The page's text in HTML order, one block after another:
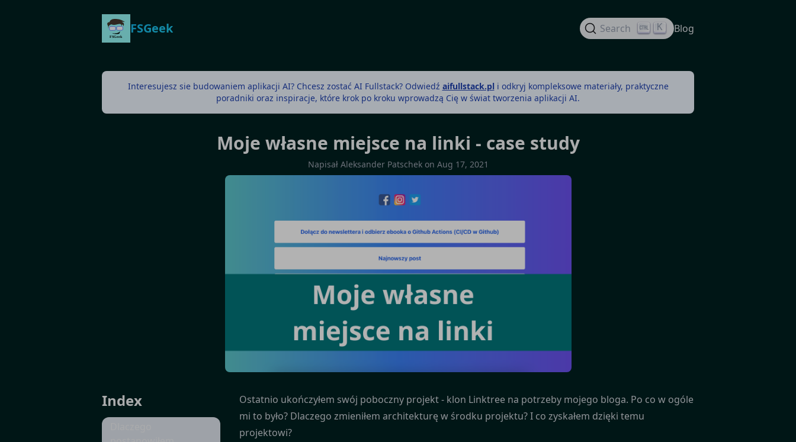
FSGeek Search K Blog
Interesujesz sie budowaniem aplikacji AI? Chcesz zostać AI Fullstack? Odwiedź aifullstack.pl i odkryj kompleksowe materiały, praktyczne
poradniki oraz inspiracje, które krok po kroku wprowadzą Cię w świat tworzenia aplikacji AI.
Moje własne miejsce na linki - case study
Napisał Aleksander Patschekon Aug 17, 2021
Index
Ostatnio ukończyłem swój poboczny projekt - klon Linktree na potrzeby mojego bloga. Po co w ogóle
mi to było? Dlaczego zmieniłem architekturę w środku projektu? I co zyskałem dzięki temu
projektowi?